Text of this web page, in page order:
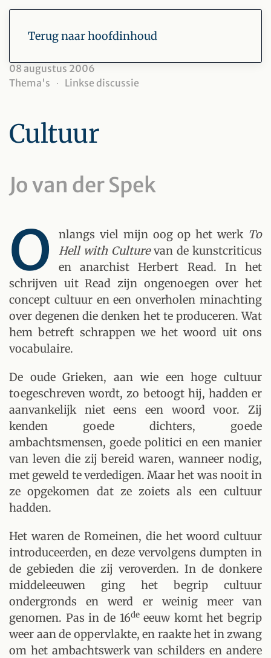
Terug naar hoofdinhoud
08 augustus 2006
Thema's
Linkse discussie
Cultuur
Jo van der Spek
O nlangs viel mijn oog op het werk To
Hell with Culturevan de kunstcriticus
en anarchist Herbert Read. In het
schrijven uit Read zijn ongenoegen over het
concept cultuur en een onverholen minachting
over degenen die denken het te produceren. Wat
hem betreft schrappen we het woord uit ons
vocabulaire.
De oude Grieken, aan wie een hoge cultuur
toegeschreven wordt, zo betoogt hij, hadden er
aanvankelijk niet eens een woord voor. Zij
kenden goede dichters, goede
ambachtsmensen, goede politici en een manier
van leven die zij bereid waren, wanneer nodig,
met geweld te verdedigen. Maar het was nooit in
ze opgekomen dat ze zoiets als een cultuur
hadden.
Het waren de Romeinen, die het woord cultuur
introduceerden, en deze vervolgens dumpten in
de gebieden die zij veroverden. In de donkere
middeleeuwen ging het begrip cultuur
ondergronds en werd er weinig meer van
genomen. Pas in de 16deeeuw komt het begrip
weer aan de oppervlakte, en raakte het in zwang
om het ambachtswerk van schilders en andere